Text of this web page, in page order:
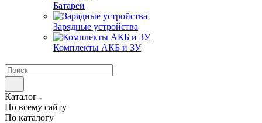
Батареи
Зарядные устройства
Комплекты АКБ и ЗУ
Каталог
По всему сайту
По каталогу